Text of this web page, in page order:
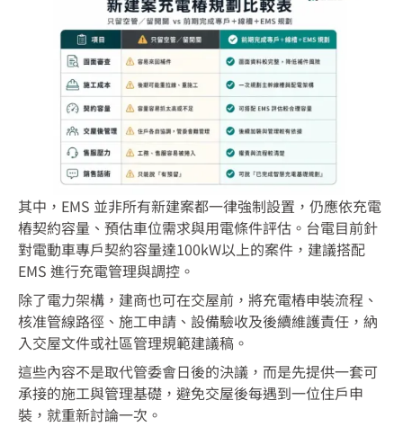
其中，EMS 並非所有新建案都一律強制設置，仍應依充電
樁契約容量、預估車位需求與用電條件評估。台電目前針
對電動車專戶契約容量達100kW以上的案件，建議搭配
EMS 進行充電管理與調控。
除了電力架構，建商也可在交屋前，將充電樁申裝流程、
核准管線路徑、施工申請、設備驗收及後續維護責任，納
入交屋文件或社區管理規範建議稿。
這些內容不是取代管委會日後的決議，而是先提供一套可
承接的施工與管理基礎，避免交屋後每遇到一位住戶申
裝，就重新討論一次。